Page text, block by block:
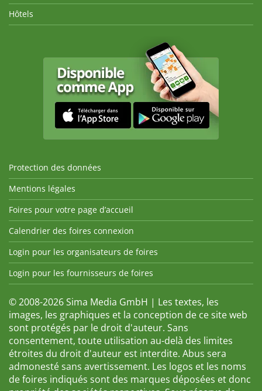
Hôtels
Protection des données
Mentions légales
Foires pour votre page d’accueil
Calendrier des foires connexion
Login pour les organisateurs de foires
Login pour les fournisseurs de foires
© 2008-2026 Sima Media GmbH | Les textes, les
images, les graphiques et la conception de ce site web
sont protégés par le droit d'auteur. Sans
consentement, toute utilisation au-delà des limites
étroites du droit d'auteur est interdite. Abus sera
admonesté sans avertissement. Les logos et les noms
de foires indiqués sont des marques déposées et donc